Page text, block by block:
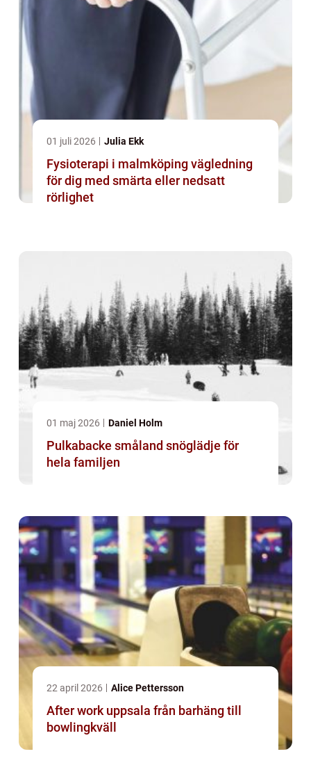
01 juli 2026 Julia Ekk
Fysioterapi i malmköping vägledning
för dig med smärta eller nedsatt
rörlighet
01 maj 2026 Daniel Holm
Pulkabacke småland snöglädje för
hela familjen
22 april 2026 Alice Pettersson
After work uppsala från barhäng till
bowlingkväll